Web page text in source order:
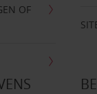
OF